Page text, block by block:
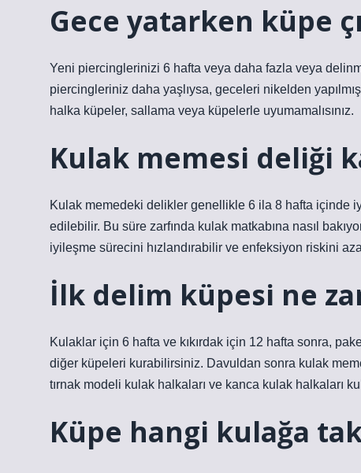
Gece yatarken küpe
Yeni piercinglerinizi 6 hafta veya daha fazla veya
piercingleriniz daha yaşlıysa, geceleri nikelden
halka küpeler, sallama veya küpelerle uyumamalısınız.
Kulak memesi deliği
Kulak memedeki delikler genellikle 6 ila 8 hafta içinde
edilebilir. Bu süre zarfında kulak matkabına nasıl
iyileşme sürecini hızlandırabilir ve enfeksiyon riskini
İlk delim küpesi ne
Kulaklar için 6 hafta ve kıkırdak için 12 hafta sonra,
diğer küpeleri kurabilirsiniz. Davuldan sonra kulak
tırnak modeli kulak halkaları ve kanca kulak halkaları
Küpe hangi kulağa